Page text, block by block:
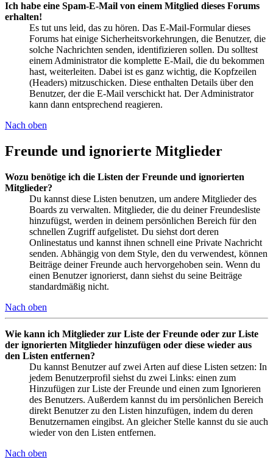
Ich habe eine Spam-E-Mail von einem Mitglied dieses Forums
erhalten!
Es tut uns leid, das zu hören. Das E-Mail-Formular dieses
Forums hat einige Sicherheitsvorkehrungen, die Benutzer, die
solche Nachrichten senden, identifizieren sollen. Du solltest
einem Administrator die komplette E-Mail, die du bekommen
hast, weiterleiten. Dabei ist es ganz wichtig, die Kopfzeilen
(Headers) mitzuschicken. Diese enthalten Details über den
Benutzer, der die E-Mail verschickt hat. Der Administrator
kann dann entsprechend reagieren.
Nach oben
Freunde und ignorierte Mitglieder
Wozu benötige ich die Listen der Freunde und ignorierten
Mitglieder?
Du kannst diese Listen benutzen, um andere Mitglieder des
Boards zu verwalten. Mitglieder, die du deiner Freundesliste
hinzufügst, werden in deinem persönlichen Bereich für den
schnellen Zugriff aufgelistet. Du siehst dort deren
Onlinestatus und kannst ihnen schnell eine Private Nachricht
senden. Abhängig von dem Style, den du verwendest, können
Beiträge deiner Freunde auch hervorgehoben sein. Wenn du
einen Benutzer ignorierst, dann siehst du seine Beiträge
standardmäßig nicht.
Nach oben
Wie kann ich Mitglieder zur Liste der Freunde oder zur Liste
der ignorierten Mitglieder hinzufügen oder diese wieder aus
den Listen entfernen?
Du kannst Benutzer auf zwei Arten auf diese Listen setzen: In
jedem Benutzerprofil siehst du zwei Links: einen zum
Hinzufügen zur Liste der Freunde und einen zum Ignorieren
des Benutzers. Außerdem kannst du im persönlichen Bereich
direkt Benutzer zu den Listen hinzufügen, indem du deren
Benutzernamen eingibst. An gleicher Stelle kannst du sie auch
wieder von den Listen entfernen.
Nach oben